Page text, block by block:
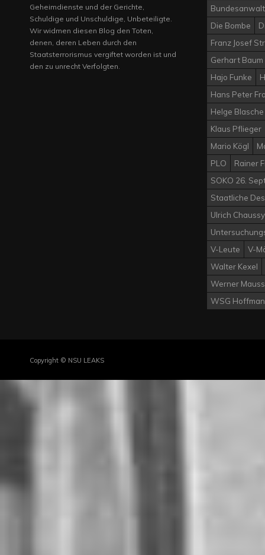
Geheimdienste und der Gerichte,
Schuldige und Unschuldige, Unbeteiligte.
Wir widmen diesen Blog den Toten,
denen, deren Leben durch den
Staatsterrorismus vergiftet worden ist und
den zu unrecht Verfolgten.
Die Bombe
Franz Josef
Gerhart Baum
Hajo Funke
Hans Peter
Helge Blasche
Klaus Pflieger
Mario Kögl
PLO
Rainer
SOKO 26.
Staatliche
Ulrich Chaussy
V-Leute
V-
Walter Kexel
Werner Mauss
WSG
Copyright © NSU LEAKS